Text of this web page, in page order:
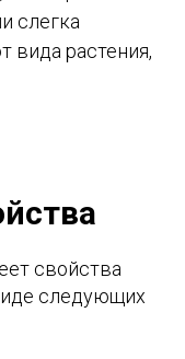
слегка
вида растения,
свойства
следующих